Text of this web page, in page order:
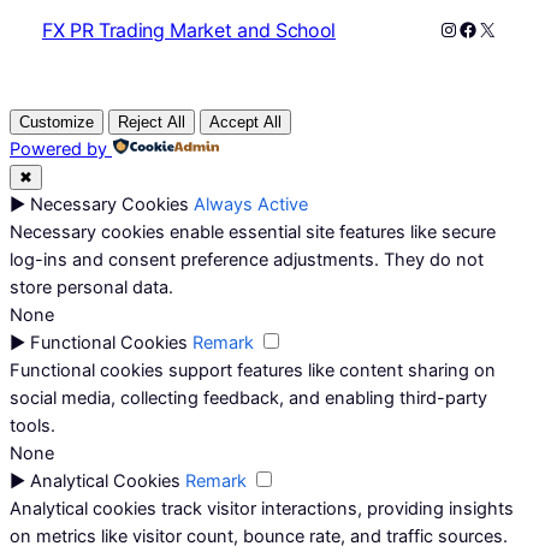
FX PR Trading Market and School Instagram
X
Customize Reject All Accept All
Powered by
✖
► Necessary Cookies Always Active
Necessary cookies enable essential site features like secure
log-ins and consent preference adjustments. They do not
store personal data.
None
► Functional Cookies Remark
Functional cookies support features like content sharing on
social media, collecting feedback, and enabling third-party
tools.
None
► Analytical Cookies Remark
Analytical cookies track visitor interactions, providing insights
on metrics like visitor count, bounce rate, and traffic sources.